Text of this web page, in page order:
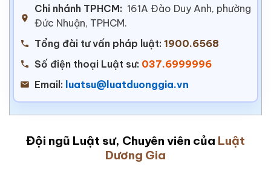
Chi nhánh TPHCM: 161A Đào Duy Anh, phường
Đức Nhuận, TPHCM.
Tổng đài tư vấn pháp luật: 1900.6568
Số điện thoại Luật sư: 037.6999996
Email: luatsu@luatduonggia.vn
Đội ngũ Luật sư, Chuyên viên của Luật
Dương Gia